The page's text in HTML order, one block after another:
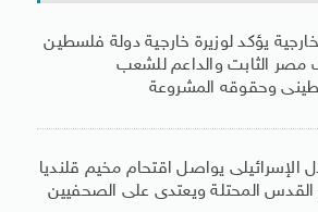
يؤكد لوزيرة خارجية دولة فلسطين
الثابت والداعم للشعب
وحقوقه المشروعة
الإسرائيلى يواصل اقتحام مخيم قلنديا
المحتلة ويعتدى على الصحفيين